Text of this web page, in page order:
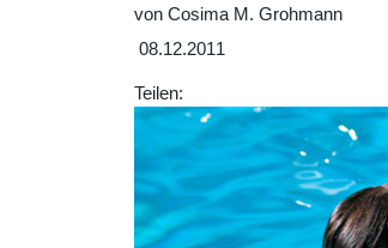
von Cosima M. Grohmann
08.12.2011
Teilen: